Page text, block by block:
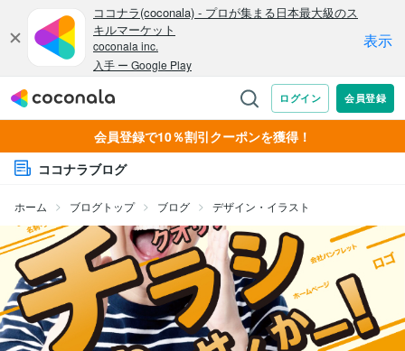
会員登録で10％割引クーポンを獲得！
ココナラブログ
ホーム ブログトップ ブログ デザイン・イラスト